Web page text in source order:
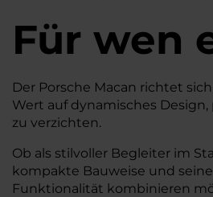
Für wen
Der Porsche Macan richtet
Wert auf dynamisches
zu verzichten.
Ob als stilvoller Begleiter im
kompakte Bauweise und
Funktionalität kombinieren